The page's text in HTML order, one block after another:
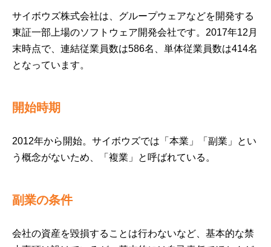
サイボウズ株式会社は、グループウェアなどを開発する
東証一部上場のソフトウェア開発会社です。2017年12月
末時点で、連結従業員数は586名、単体従業員数は414名
となっています。
開始時期
2012年から開始。サイボウズでは「本業」「副業」とい
う概念がないため、「複業」と呼ばれている。
副業の条件
会社の資産を毀損することは行わないなど、基本的な禁